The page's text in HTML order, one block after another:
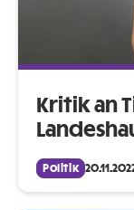
Kritik an
Politik